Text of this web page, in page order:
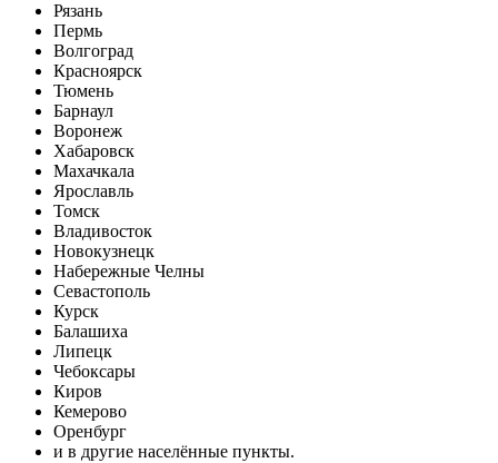
Рязань
Пермь
Волгоград
Красноярск
Тюмень
Барнаул
Воронеж
Хабаровск
Махачкала
Ярославль
Томск
Владивосток
Новокузнецк
Набережные Челны
Севастополь
Курск
Балашиха
Липецк
Чебоксары
Киров
Кемерово
Оренбург
и в другие населённые пункты.